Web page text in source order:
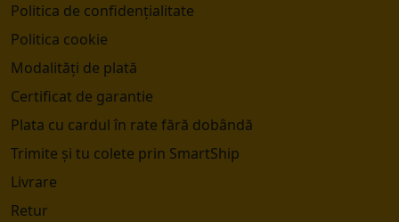
Politica de confidențialitate
Politica cookie
Modalități de plată
Certificat de garantie
Plata cu cardul în rate fără dobândă
Trimite și tu colete prin SmartShip
Livrare
Retur